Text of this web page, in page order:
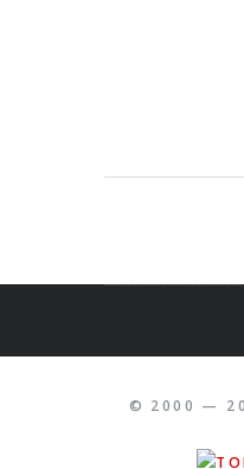
© 2000 —